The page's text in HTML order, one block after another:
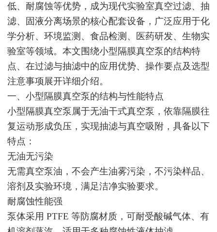
低、耐腐蚀等优势，成为现代实验室真空过滤、抽
滤、固液分离场景的核心配套设备，广泛应用于化
学分析、环境监测、食品检测、医药研发、生物实
验室等领域。本文围绕小型隔膜真空泵的结构特
点、在过滤与抽滤中的应用优势、操作要点及选型
注意事项展开详细介绍。
一、小型隔膜真空泵的结构与性能特点
小型隔膜真空泵属于无油干式真空泵，依靠隔膜往
复运动形成负压，实现抽滤与真空吸附，具备以下
特点：
无油无污染
无需真空泵油，不会产生油雾污染，不污染样品、
溶剂及实验环境，满足洁净实验要求。
耐腐蚀性能强
泵体采用 PTFE 等防腐材质，可耐受酸碱气体、有